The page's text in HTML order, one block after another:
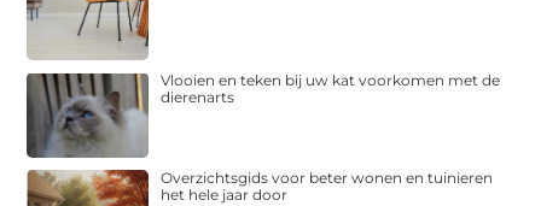
Vlooien en teken bij uw kat voorkomen met de
dierenarts
Overzichtsgids voor beter wonen en tuinieren
het hele jaar door